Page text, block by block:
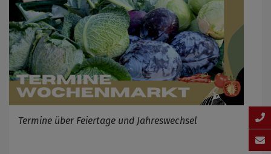
Termine über Feiertage und Jahreswechsel